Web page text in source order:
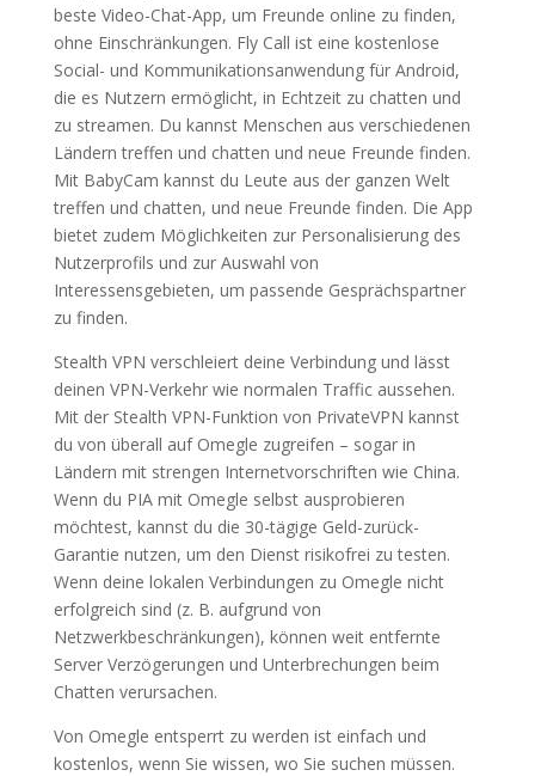
beste Video-Chat-App, um Freunde online zu finden,
ohne Einschränkungen. Fly Call ist eine kostenlose
Social- und Kommunikationsanwendung für Android,
die es Nutzern ermöglicht, in Echtzeit zu chatten und
zu streamen. Du kannst Menschen aus verschiedenen
Ländern treffen und chatten und neue Freunde finden.
Mit BabyCam kannst du Leute aus der ganzen Welt
treffen und chatten, und neue Freunde finden. Die App
bietet zudem Möglichkeiten zur Personalisierung des
Nutzerprofils und zur Auswahl von
Interessensgebieten, um passende Gesprächspartner
zu finden.
Stealth VPN verschleiert deine Verbindung und lässt
deinen VPN-Verkehr wie normalen Traffic aussehen.
Mit der Stealth VPN-Funktion von PrivateVPN kannst
du von überall auf Omegle zugreifen – sogar in
Ländern mit strengen Internetvorschriften wie China.
Wenn du PIA mit Omegle selbst ausprobieren
möchtest, kannst du die 30-tägige Geld-zurück-
Garantie nutzen, um den Dienst risikofrei zu testen.
Wenn deine lokalen Verbindungen zu Omegle nicht
erfolgreich sind (z. B. aufgrund von
Netzwerkbeschränkungen), können weit entfernte
Server Verzögerungen und Unterbrechungen beim
Chatten verursachen.
Von Omegle entsperrt zu werden ist einfach und
kostenlos, wenn Sie wissen, wo Sie suchen müssen.